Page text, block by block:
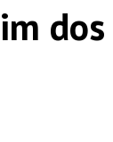
dos